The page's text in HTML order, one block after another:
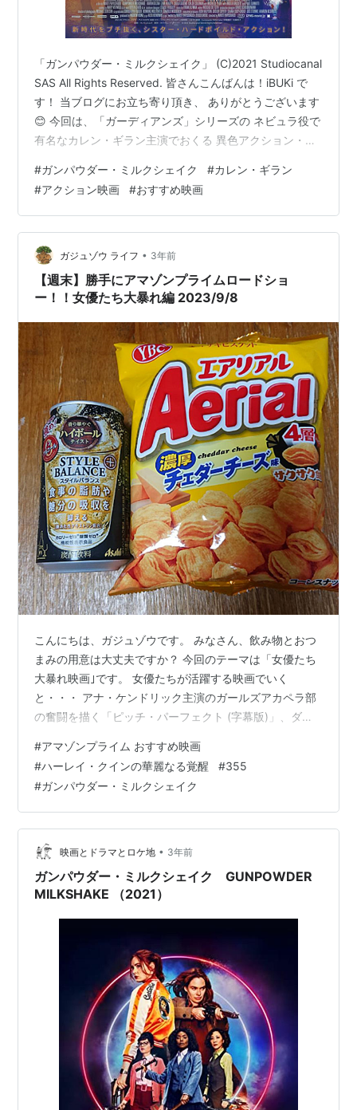
「ガンパウダー・ミルクシェイク」 (C)2021 Studiocanal
SAS All Rights Reserved. 皆さんこんばんは！iBUKi で
す！ 当ブログにお立ち寄り頂き、 ありがとうございます
😊 今回は、「ガーディアンズ」シリーズの ネビュラ役で
有名なカレン・ギラン主演でおくる 異色アクション・コ
を行っていきます！
#ガンパウダー・ミルクシェイク #カレン・ギラン
#アクション映画 #おすすめ映画
ガジュゾウ ライフ • 3年前
【週末】勝手にアマゾンプライムロードショ
ー！！女優たち大暴れ編 2023/9/8
こんにちは、ガジュゾウです。 みなさん、飲み物とおつ
まみの用意は大丈夫ですか？ 今回のテーマは「女優たち
大暴れ映画｣です。 女優たちが活躍する映画でいく
と・・・ アナ・ケンドリック主演のガールズアカペラ部
の奮闘を描く「ピッチ・パーフェクト (字幕版)」、ダニ
「オーシャンズ11 (字幕版)」のAll女性版「オーシャンズ
8(字幕版)」、あの「ゴーストバスターズ」を女性陣に入
れ替えリブートした「ゴーストバスターズ (字幕版)」で
しょうか？？
#アマゾンプライム おすすめ映画
#ハーレイ・クインの華麗なる覚醒 #355
#ガンパウダー・ミルクシェイク
映画とドラマとロケ地 • 3年前
ガンパウダー・ミルクシェイク GUNPOWDER
MILKSHAKE （2021）